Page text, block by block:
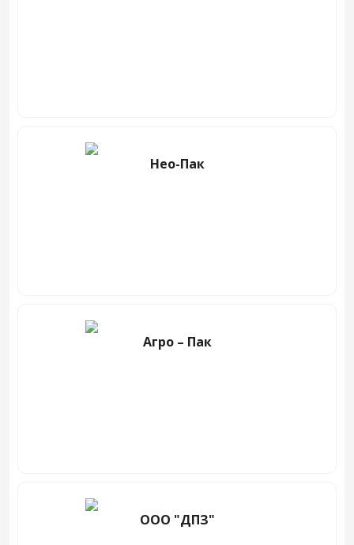
Нео-Пак
Агро – Пак
ООО "ДПЗ"